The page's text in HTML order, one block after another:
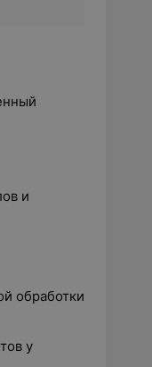
и
обработки
у